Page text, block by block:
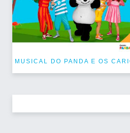
MUSICAL DO PANDA E OS